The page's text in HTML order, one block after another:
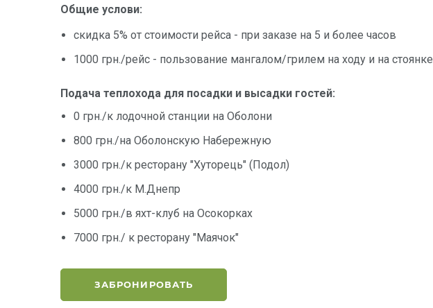
Общие услови:
скидка 5% от стоимости рейса - при заказе на 5 и более часов
1000 грн./рейс - пользование мангалом/грилем на ходу и на стоянке
Подача теплохода для посадки и высадки гостей:
0 грн./к лодочной станции на Оболони
800 грн./на Оболонскую Набережную
3000 грн./к ресторану "Хуторець" (Подол)
4000 грн./к М.Днепр
5000 грн./в яхт-клуб на Осокорках
7000 грн./ к ресторану "Маячок"
ЗАБРОНИРОВАТЬ